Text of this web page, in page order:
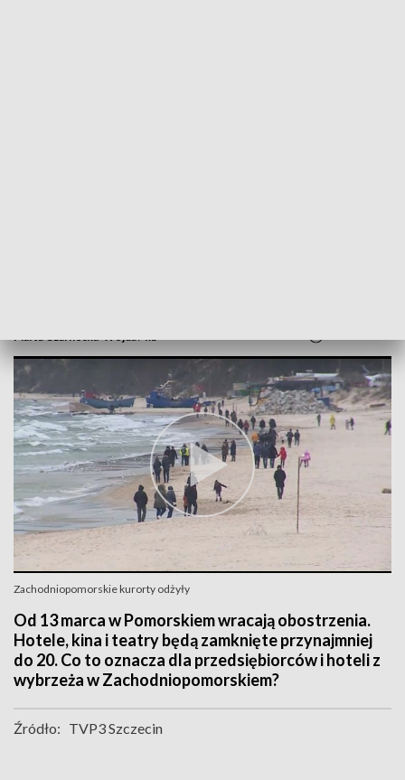
Marta Czarnecka-Wojda / kb
Zachodniopomorskie kurorty odżyły
Od 13 marca w Pomorskiem wracają obostrzenia.
Hotele, kina i teatry będą zamknięte przynajmniej
do 20. Co to oznacza dla przedsiębiorców i hoteli z
wybrzeża w Zachodniopomorskiem?
Źródło: TVP3 Szczecin